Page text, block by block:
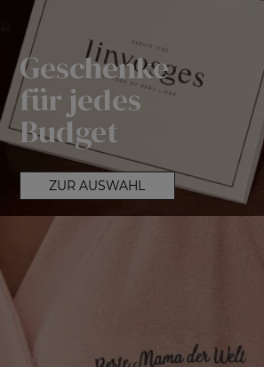
Geschenke
für jedes
Budget
ZUR AUSWAHL